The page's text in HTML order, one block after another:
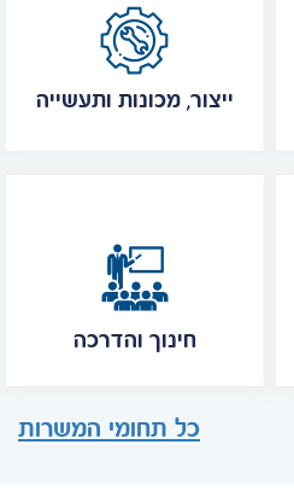
ייצור, מכונות ותעשייה
חינוך והדרכה
כל תחומי המשרות